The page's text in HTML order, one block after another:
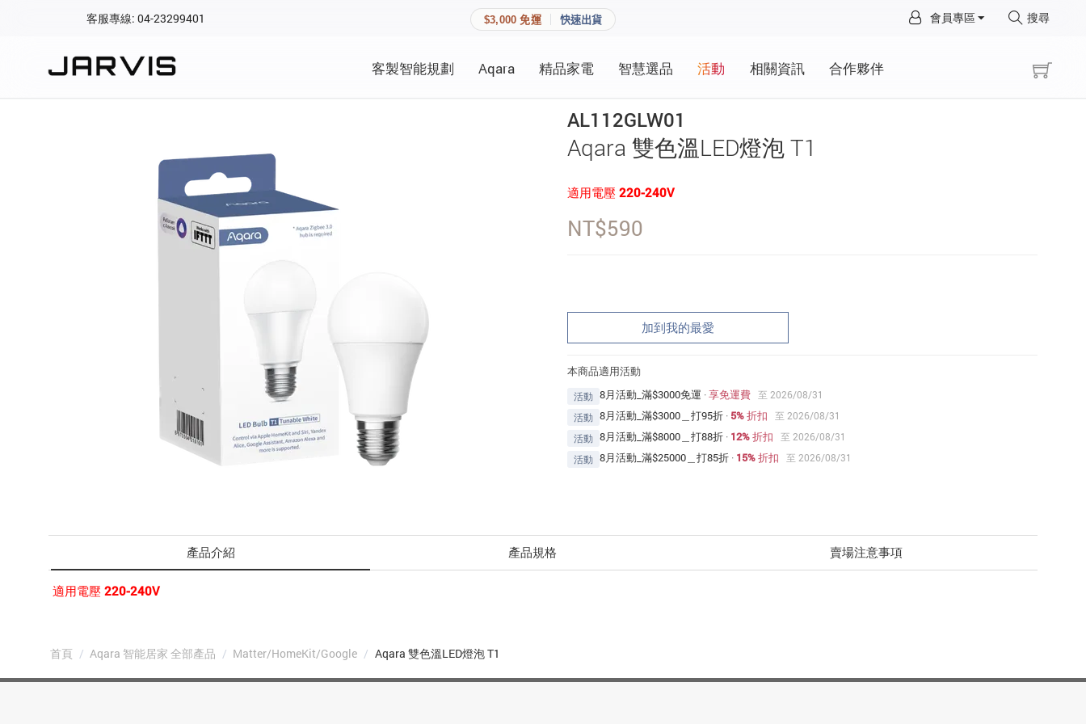
客服專線: 04-23299401 $3,000 免運 快速出貨 會員專區 搜尋
客製智能規劃 Aqara 精品家電 智慧選品 活動 相關資訊 合作夥伴
AL112GLW01
Aqara 雙色溫LED燈泡 T1
適用電壓 220-240V
NT$590
加到我的最愛
本商品適用活動
活動 8月活動_滿$3000免運 ·享免運費
至 2026/08/31
活動 8月活動_滿$3000＿打95折 · 5% 折扣
至 2026/08/31
活動 8月活動_滿$8000＿打88折 · 12% 折扣
至 2026/08/31
活動 8月活動_滿$25000＿打85折 · 15% 折扣 至 2026/08/31
產品介紹 產品規格 賣場注意事項
適用電壓 220-240V
首頁 / Aqara 智能居家 全部產品 / Matter/HomeKit/Google / Aqara 雙色溫LED燈泡 T1
×
Matter 智慧家庭
精品家電
密碼
建立新帳號
查看我的最愛
加入 JARVIS VIP